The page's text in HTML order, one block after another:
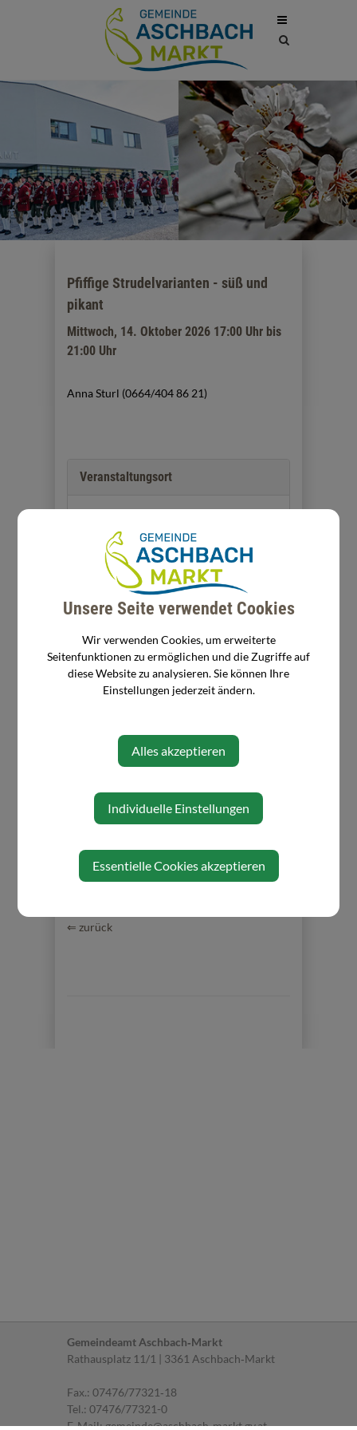
Site
Pfiffige Strudelvarianten - süß und
pikant
Mittwoch, 14. Oktober 2026 17:00 Uhr bis
21:00 Uhr
Anna Sturl (0664/404 86 21)
Veranstaltungsort
Schulstraße 2
3361 Aschbach-Markt
Auf Google Maps anzeigen
Veranstalter
BHW
Kosten: € 30,00 pro Person
⇐ zurück
Gemeindeamt Aschbach‐Markt
Rathausplatz 11/1 | 3361 Aschbach‐Markt
Fax.: 07476/77321‐18
Tel.: 07476/77321-0
E‐Mail:gemeinde@aschbach-markt.gv.at
Unsere Seite verwendet Cookies
Wir verwenden Cookies, um erweiterte
Seitenfunktionen zu ermöglichen und die Zugriffe auf
diese Website zu analysieren. Sie können Ihre
Einstellungen jederzeit ändern.
Alles akzeptieren
Individuelle Einstellungen
Essentielle Cookies akzeptieren